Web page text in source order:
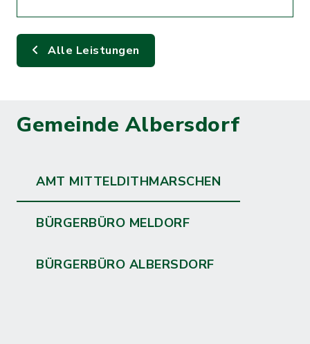
Alle Leistungen
Gemeinde Albersdorf
AMT MITTELDITHMARSCHEN
BÜRGERBÜRO MELDORF
BÜRGERBÜRO ALBERSDORF